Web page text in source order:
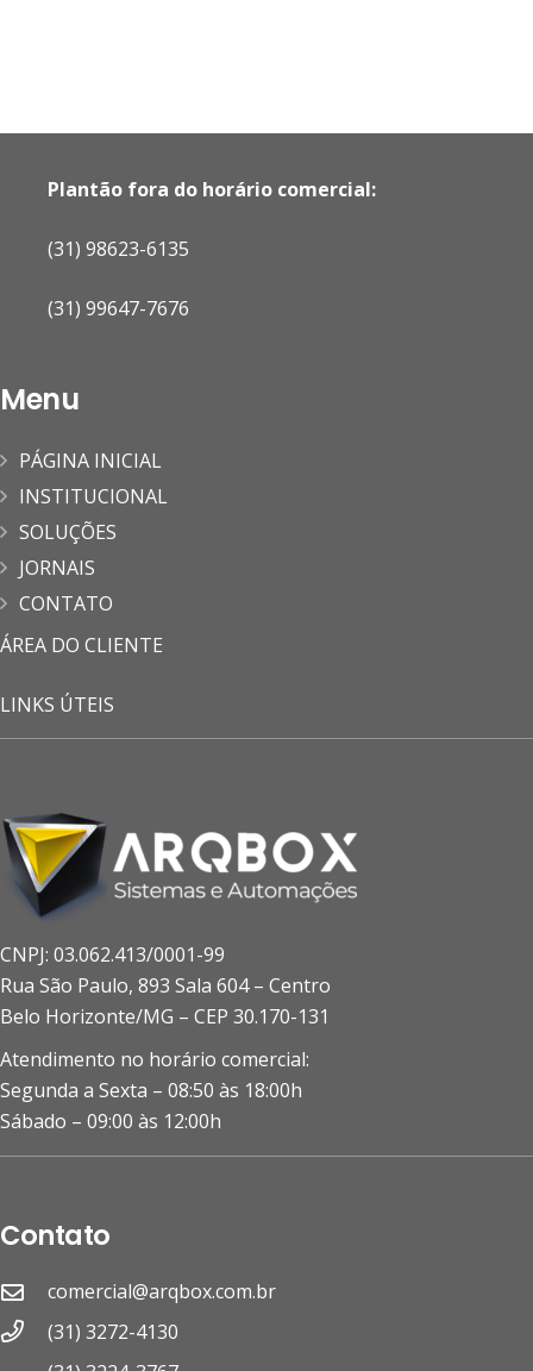
Plantão fora do horário comercial:
(31) 98623-6135
(31) 99647-7676
Menu
PÁGINA INICIAL
INSTITUCIONAL
SOLUÇÕES
JORNAIS
CONTATO
ÁREA DO CLIENTE
LINKS ÚTEIS
CNPJ: 03.062.413/0001-99
Rua São Paulo, 893 Sala 604 – Centro
Belo Horizonte/MG – CEP 30.170-131
Atendimento no horário comercial:
Segunda a Sexta – 08:50 às 18:00h
Sábado – 09:00 às 12:00h
Contato
comercial@arqbox.com.br
(31) 3272-4130